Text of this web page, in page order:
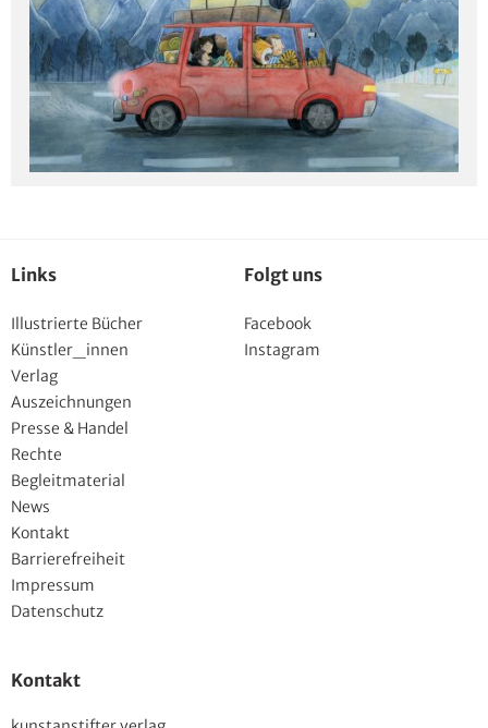
Links
Illustrierte Bücher
Künstler_innen
Verlag
Auszeichnungen
Presse & Handel
Rechte
Begleitmaterial
News
Kontakt
Barrierefreiheit
Impressum
Datenschutz
Folgt uns
Facebook
Instagram
Kontakt